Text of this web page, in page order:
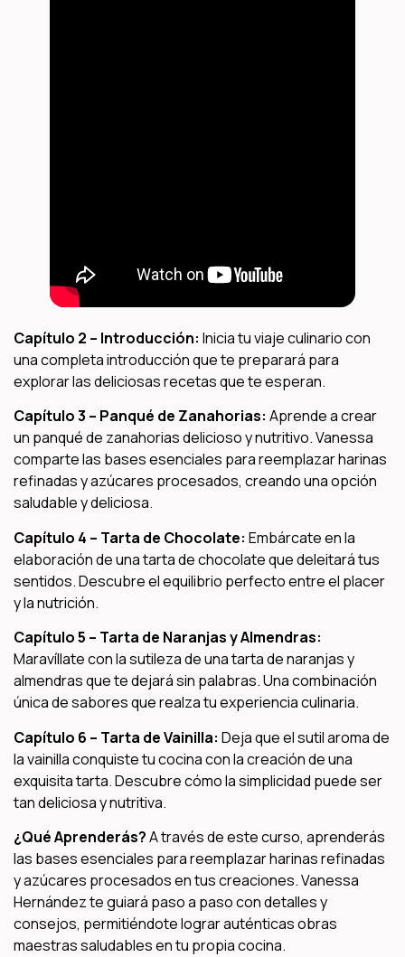
Capítulo 2 – Introducción: Inicia tu viaje culinario con
una completa introducción que te preparará para
explorar las deliciosas recetas que te esperan.
Capítulo 3 – Panqué de Zanahorias: Aprende a crear
un panqué de zanahorias delicioso y nutritivo. Vanessa
comparte las bases esenciales para reemplazar harinas
refinadas y azúcares procesados, creando una opción
saludable y deliciosa.
Capítulo 4 – Tarta de Chocolate: Embárcate en la
elaboración de una tarta de chocolate que deleitará tus
sentidos. Descubre el equilibrio perfecto entre el placer
y la nutrición.
Capítulo 5 – Tarta de Naranjas y Almendras:
Maravíllate con la sutileza de una tarta de naranjas y
almendras que te dejará sin palabras. Una combinación
única de sabores que realza tu experiencia culinaria.
Capítulo 6 – Tarta de Vainilla: Deja que el sutil aroma de
la vainilla conquiste tu cocina con la creación de una
exquisita tarta. Descubre cómo la simplicidad puede ser
tan deliciosa y nutritiva.
¿Qué Aprenderás?A través de este curso, aprenderás
las bases esenciales para reemplazar harinas refinadas
y azúcares procesados en tus creaciones. Vanessa
Hernández te guiará paso a paso con detalles y
consejos, permitiéndote lograr auténticas obras
maestras saludables en tu propia cocina.